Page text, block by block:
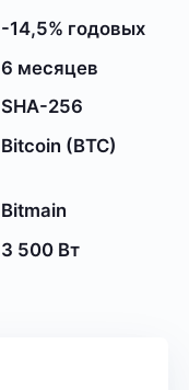
-14,5% годовых
6 месяцев
SHA-256
Bitcoin (BTC)
Bitmain
3 500 Вт